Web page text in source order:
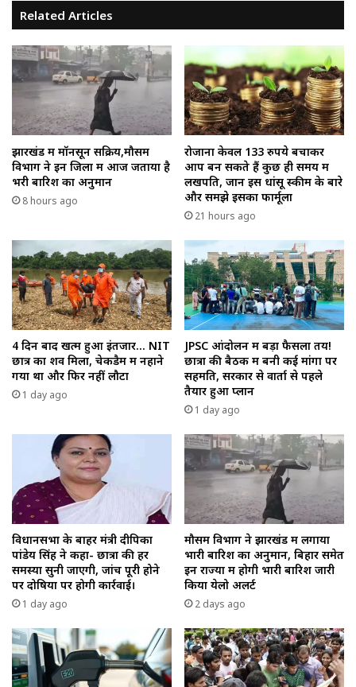
Related Articles
झारखंड में मॉनसून सक्रिय,मौसम
विभाग ने इन जिलों में आज जताया है
भरी बारिश का अनुमान
8 hours ago
रोजाना केवल 133 रुपये बचाकर
आप बन सकते हैं कुछ ही समय में
लखपति, जानें इस धांसू स्कीम के बारे
और समझे इसका फार्मूला
21 hours ago
4 दिन बाद खत्म हुआ इंतजार… NIT
छात्र का शव मिला, चेकडैम में नहाने
गया था और फिर नहीं लौटा
1 day ago
JPSC आंदोलन में बड़ा फैसला तय!
छात्रों की बैठक में बनी कई मांगों पर
सहमति, सरकार से वार्ता से पहले
तैयार हुआ प्लान
1 day ago
विधानसभा के बाहर मंत्री दीपिका
पांडेय सिंह ने कहा- छात्रों की हर
समस्या सुनी जाएगी, जांच पूरी होने
पर दोषियों पर होगी कार्रवाई।
1 day ago
मौसम विभाग ने झारखंड में लगाया
भारी बारिश का अनुमान, बिहार समेत
इन राज्यों में होगी भारी बारिश जारी
किया येलो अलर्ट
2 days ago